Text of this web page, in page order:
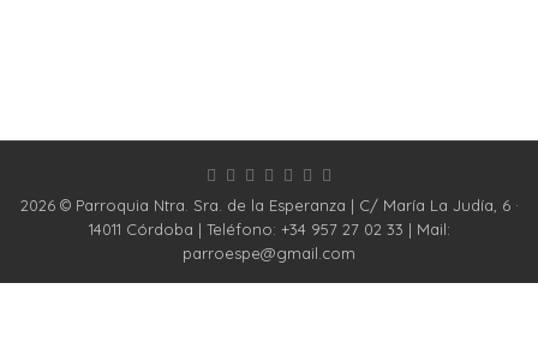
2026 © Parroquia Ntra. Sra. de la Esperanza | C/ María La Judía, 6 ·
14011 Córdoba | Teléfono: +34 957 27 02 33 | Mail:
parroespe@gmail.com